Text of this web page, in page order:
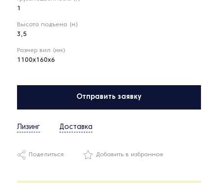
Высота подъема (м)
3,5
Размер вил (мм)
1100x160x6
Отправить заявку
Лизинг Доставка
Поделиться Добавить в избранное